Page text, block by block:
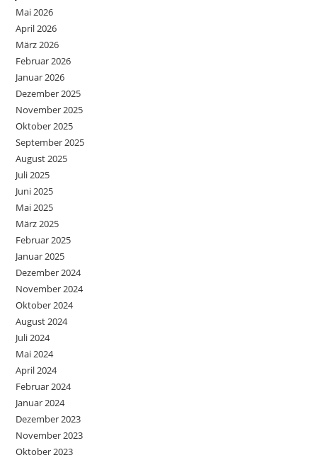
Mai 2026
April 2026
März 2026
Februar 2026
Januar 2026
Dezember 2025
November 2025
Oktober 2025
September 2025
August 2025
Juli 2025
Juni 2025
Mai 2025
März 2025
Februar 2025
Januar 2025
Dezember 2024
November 2024
Oktober 2024
August 2024
Juli 2024
Mai 2024
April 2024
Februar 2024
Januar 2024
Dezember 2023
November 2023
Oktober 2023